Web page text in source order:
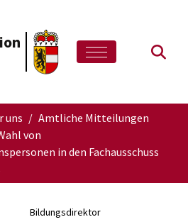
uns
Amtliche Mitteilungen
von
in den Fachausschuss
Bildungsdirektor